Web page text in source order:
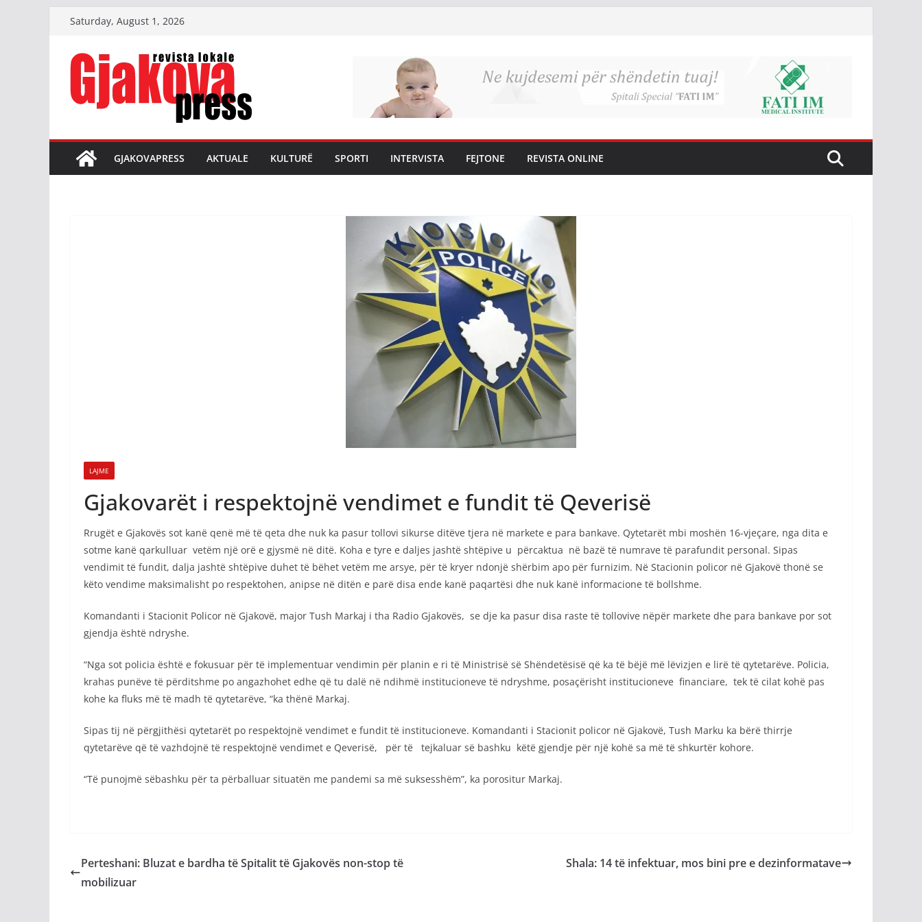
content
Saturday, August 1, 2026
GJAKOVAPRESS AKTUALE KULTURË SPORTI INTERVISTA FEJTONE REVISTA ONLINE
LAJME
Gjakovarët i respektojnë vendimet e fundit të Qeverisë
Rrugët e Gjakovës sot kanë qenë më të qeta dhe nuk ka pasur tollovi sikurse ditëve tjera në markete e para bankave. Qytetarët mbi moshën 16-vjeçare, nga dita e
sotme kanë qarkulluar vetëm një orë e gjysmë në ditë. Koha e tyre e daljes jashtë shtëpive u përcaktua në bazë të numrave të parafundit personal. Sipas
vendimit të fundit, dalja jashtë shtëpive duhet të bëhet vetëm me arsye, për të kryer ndonjë shërbim apo për furnizim. Në Stacionin policor në Gjakovë thonë se
këto vendime maksimalisht po respektohen, anipse në ditën e parë disa ende kanë paqartësi dhe nuk kanë informacione të bollshme.
Komandanti i Stacionit Policor në Gjakovë, major Tush Markaj i tha Radio Gjakovës, se dje ka pasur disa raste të tollovive nëpër markete dhe para bankave por sot
gjendja është ndryshe.
“Nga sot policia është e fokusuar për të implementuar vendimin për planin e ri të Ministrisë së Shëndetësisë që ka të bëjë më lëvizjen e lirë të qytetarëve. Policia,
krahas punëve të përditshme po angazhohet edhe që tu dalë në ndihmë institucioneve të ndryshme, posaçërisht institucioneve financiare, tek të cilat kohë pas
kohe ka fluks më të madh të qytetarëve, “ka thënë Markaj.
Sipas tij në përgjithësi qytetarët po respektojnë vendimet e fundit të institucioneve. Komandanti i Stacionit policor në Gjakovë, Tush Marku ka bërë thirrje
qytetarëve që të vazhdojnë të respektojnë vendimet e Qeverisë, për të tejkaluar së bashku këtë gjendje për një kohë sa më të shkurtër kohore.
“Të punojmë sëbashku për ta përballuar situatën me pandemi sa më suksesshëm”, ka porositur Markaj.
Perteshani: Bluzat e bardha të Spitalit të Gjakovës non-stop të
mobilizuar
Shala: 14 të infektuar, mos bini pre e dezinformatave